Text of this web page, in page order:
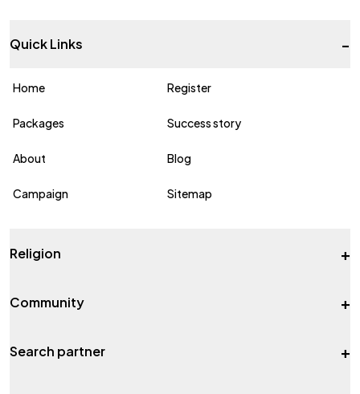
Quick Links -
Home Register
Packages Success story
About Blog
Campaign Sitemap
Religion +
Community +
Search partner +